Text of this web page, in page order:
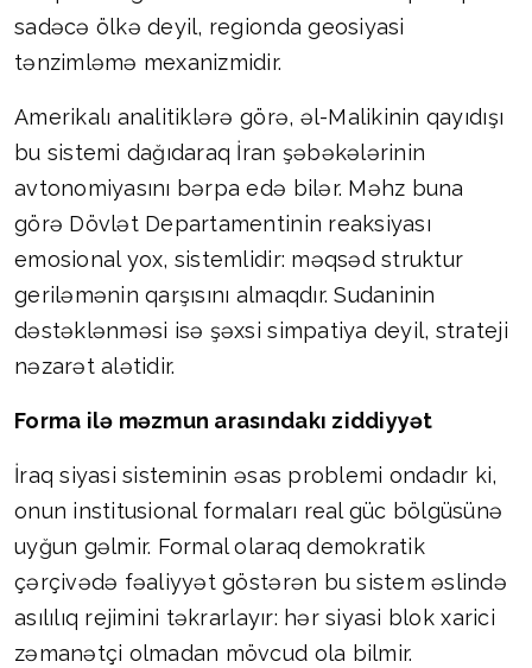
sadəcə ölkə deyil, regionda geosiyasi
tənzimləmə mexanizmidir.
Amerikalı analitiklərə görə, əl-Malikinin qayıdışı
bu sistemi dağıdaraq İran şəbəkələrinin
avtonomiyasını bərpa edə bilər. Məhz buna
görə Dövlət Departamentinin reaksiyası
emosional yox, sistemlidir: məqsəd struktur
geriləmənin qarşısını almaqdır. Sudaninin
dəstəklənməsi isə şəxsi simpatiya deyil, strateji
nəzarət alətidir.
Forma ilə məzmun arasındakı ziddiyyət
İraq siyasi sisteminin əsas problemi ondadır ki,
onun institusional formaları real güc bölgüsünə
uyğun gəlmir. Formal olaraq demokratik
çərçivədə fəaliyyət göstərən bu sistem əslində
asılılıq rejimini təkrarlayır: hər siyasi blok xarici
zəmanətçi olmadan mövcud ola bilmir.